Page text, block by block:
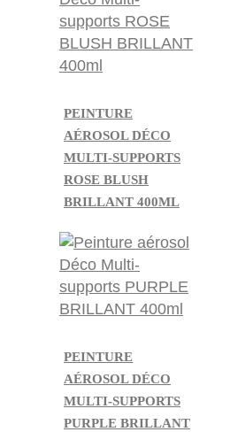
PEINTURE
AÉROSOL DÉCO
MULTI-SUPPORTS
ROSE BLUSH
BRILLANT 400ML
PEINTURE
AÉROSOL DÉCO
MULTI-SUPPORTS
PURPLE BRILLANT